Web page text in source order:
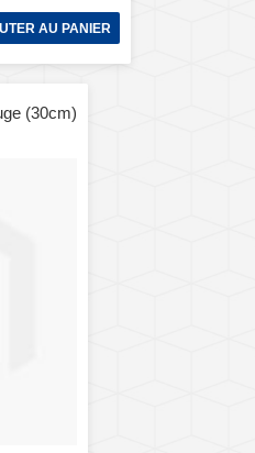
AU PANIER
(30cm)